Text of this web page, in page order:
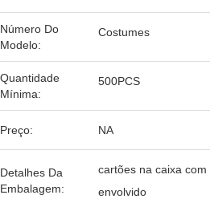
Número Do
Modelo:
Costumes
Quantidade
Mínima:
500PCS
Preço: NA
Detalhes Da
Embalagem:
cartões na caixa com
envolvido